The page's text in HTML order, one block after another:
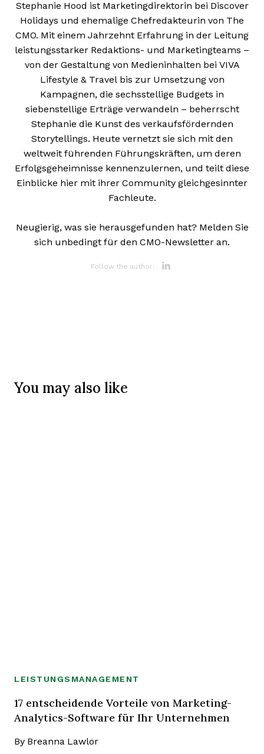
Stephanie Hood ist Marketingdirektorin bei Discover
Holidays und ehemalige Chefredakteurin von The
CMO. Mit einem Jahrzehnt Erfahrung in der Leitung
leistungsstarker Redaktions- und Marketingteams –
von der Gestaltung von Medieninhalten bei VIVA
Lifestyle & Travel bis zur Umsetzung von
Kampagnen, die sechsstellige Budgets in
siebenstellige Erträge verwandeln – beherrscht
Stephanie die Kunst des verkaufsfördernden
Storytellings. Heute vernetzt sie sich mit den
weltweit führenden Führungskräften, um deren
Erfolgsgeheimnisse kennenzulernen, und teilt diese
Einblicke hier mit ihrer Community gleichgesinnter
Fachleute.
Neugierig, was sie herausgefunden hat? Melden Sie
sich unbedingt für den CMO-Newsletter an.
Follow the author:
You may also like
LEISTUNGSMANAGEMENT
17 entscheidende Vorteile von Marketing-
Analytics-Software für Ihr Unternehmen
By Breanna Lawlor